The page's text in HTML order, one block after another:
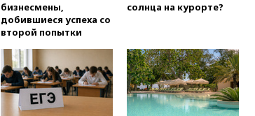
17:35
17:17
Bloomberg:
киберкомандование США
расследует серию
самоубийств своих служащих
бизнесмены,
добившиеся успеха со
второй попытки
солнца на курорте?